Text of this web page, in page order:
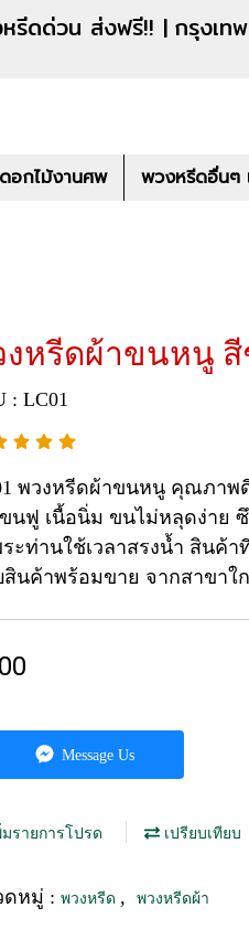
ส่งฟรี!! | กรุงเท
ดอกไม้งานศพ พวงหรีดอื่นๆ
งหรีดผ้าขนหนู
: LC01
พวงหรีดผ้าขนหนู คุณภาพ
นฟู เนื้อนิ่ม ขนไม่หลุดง่าย
ะท่านใช้เวลาสรงน้ำ สินค้
นค้าพร้อมขาย จากสาขาใ
Message Us
มรายการโปรด เปรียบเทียบ
ดหมู่ : พวงหรีด , พวงหรีดผ้า